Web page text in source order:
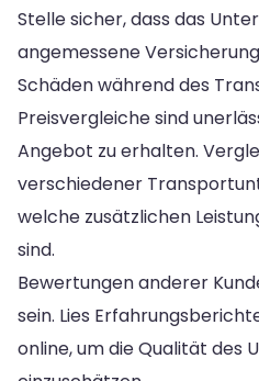
Stelle sicher, dass das
angemessene
Schäden während des
Preisvergleiche sind
Angebot zu erhalten.
verschiedener
welche zusätzlichen
sind.
Bewertungen anderer
sein. Lies
online, um die Qualität des